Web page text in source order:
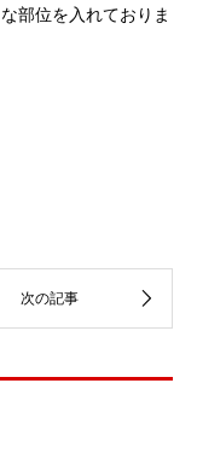
部位を入れておりま